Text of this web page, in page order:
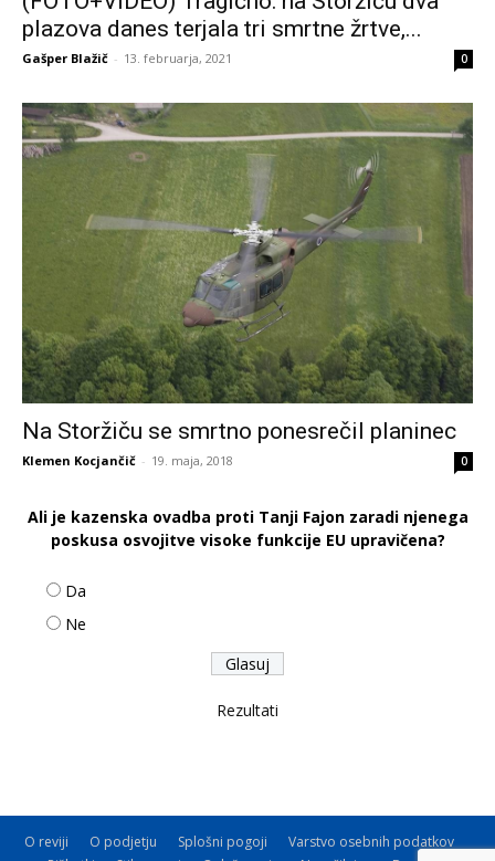
plazova danes terjala tri smrtne žrtve,...
Gašper Blažič - 13. februarja, 2021 0
Na Storžiču se smrtno ponesrečil planinec
Klemen Kocjančič - 19. maja, 2018 0
Ali je kazenska ovadba proti Tanji Fajon zaradi njenega
poskusa osvojitve visoke funkcije EU upravičena?
Da
Ne
Rezultati
O reviji O podjetju Splošni pogoji
Varstvo osebnih podatkov